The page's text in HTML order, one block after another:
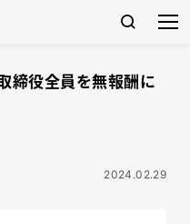
締役全員を無報酬に
2024.02.29